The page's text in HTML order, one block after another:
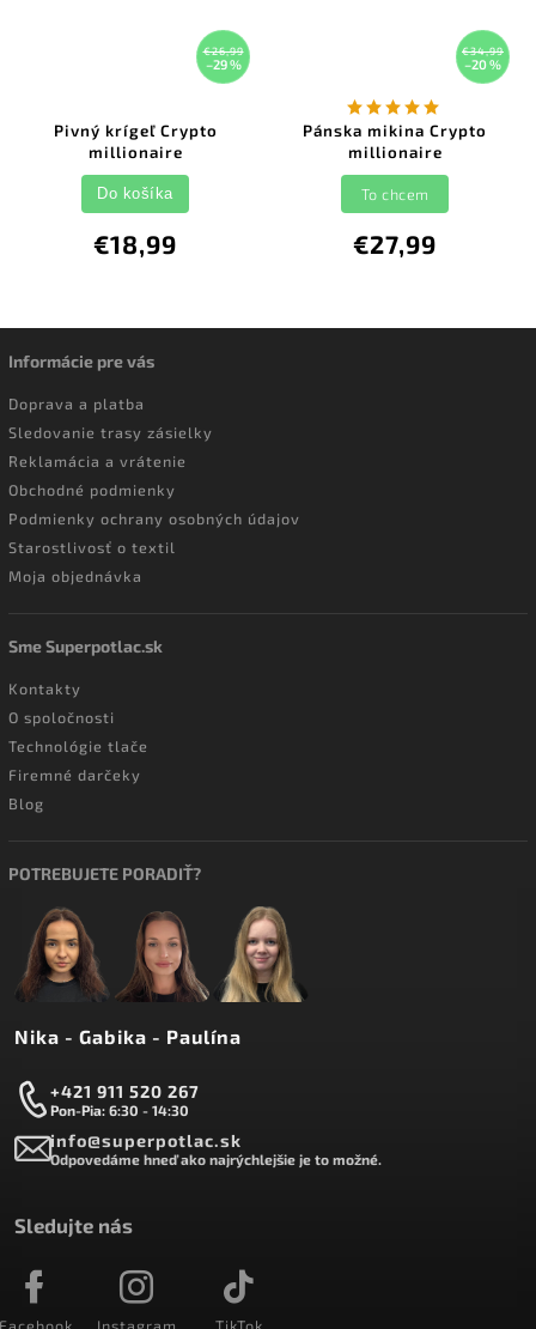
€26,99
–29 %
Pivný krígeľ Crypto
millionaire
€18,99
Do košíka
€34,99
–20 %
Pánska mikina Crypto
millionaire
€27,99
To chcem
Informácie pre vás
Doprava a platba
Sledovanie trasy zásielky
Reklamácia a vrátenie
Obchodné podmienky
Podmienky ochrany osobných údajov
Starostlivosť o textil
Moja objednávka
Sme Superpotlac.sk
Kontakty
O spoločnosti
Technológie tlače
Firemné darčeky
Blog
POTREBUJETE PORADIŤ?
Nika - Gabika - Paulína
+421 911 520 267
Pon-Pia: 6:30 - 14:30
info@superpotlac.sk
Odpovedáme hneď ako najrýchlejšie je to možné.
Sledujte nás